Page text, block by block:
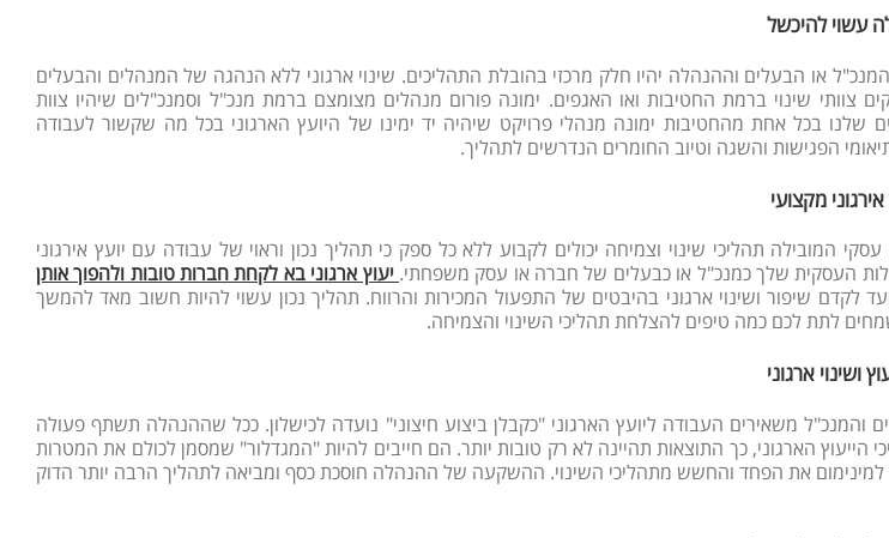
עשוי להיכשל
המנכ"ל או הבעלים וההנהלה יהיו חלק מרכזי בהובלת התהליכים. שינוי ארגוני ללא הנהגה של המנהלים והבעלים
צוותי שינוי ברמת החטיבות ואו האגפים. ימונה פורום מנהלים מצומצם ברמת מנכ"ל וסמנכ"לים שיהיו צוות
שלנו בכל אחת מהחטיבות ימונה מנהלי פרויקט שיהיה יד ימינו של היועץ הארגוני בכל מה שקשור לעבודה
הפגישות והשגה וטיוב החומרים הנדרשים לתהליך.
מקצועי
עסקי המובילה תהליכי שינוי וצמיחה יכולים לקבוע ללא כל ספק כי תהליך נכון וראוי של עבודה עם יועץ אירגוני
העסקית שלך כמנכ"ל או כבעלים של חברה או עסק משפחתי. יעוץ ארגוני בא לקחת חברות טובות ולהפוך אותן
לקדם שיפור ושינוי ארגוני בהיבטים של התפעול המכירות והרווח. תהליך נכון עשוי להיות חשוב מאד להמשך
לתת לכם כמה טיפים להצלחת תהליכי השינוי והצמיחה.
ושינוי ארגוני
משאירים העבודה ליועץ הארגוני "כקבלן ביצוע חיצוני" נועדה לכישלון. ככל שההנהלה תשתף פעולה
הייעוץ הארגוני, כך התוצאות תהיינה לא רק טובות יותר. הם חייבים להיות "המגדלור" שמסמן לכולם את המטרות
את הפחד והחשש מתהליכי השינוי. ההשקעה של ההנהלה חוסכת כסף ומביאה לתהליך הרבה יותר הדוק